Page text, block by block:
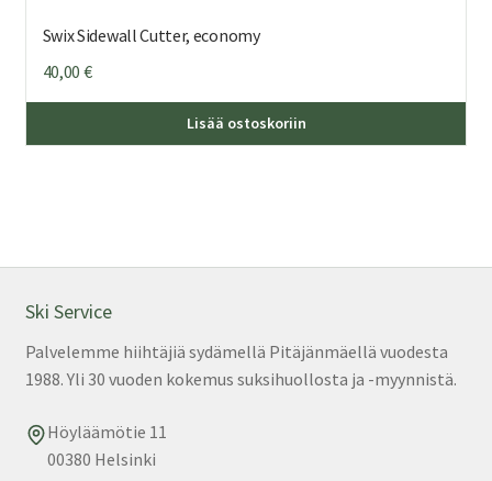
Swix Sidewall Cutter, economy
40,00 €
Lisää ostoskoriin
Ski Service
Palvelemme hiihtäjiä sydämellä Pitäjänmäellä vuodesta
1988. Yli 30 vuoden kokemus suksihuollosta ja -myynnistä.
Höyläämötie 11
00380 Helsinki